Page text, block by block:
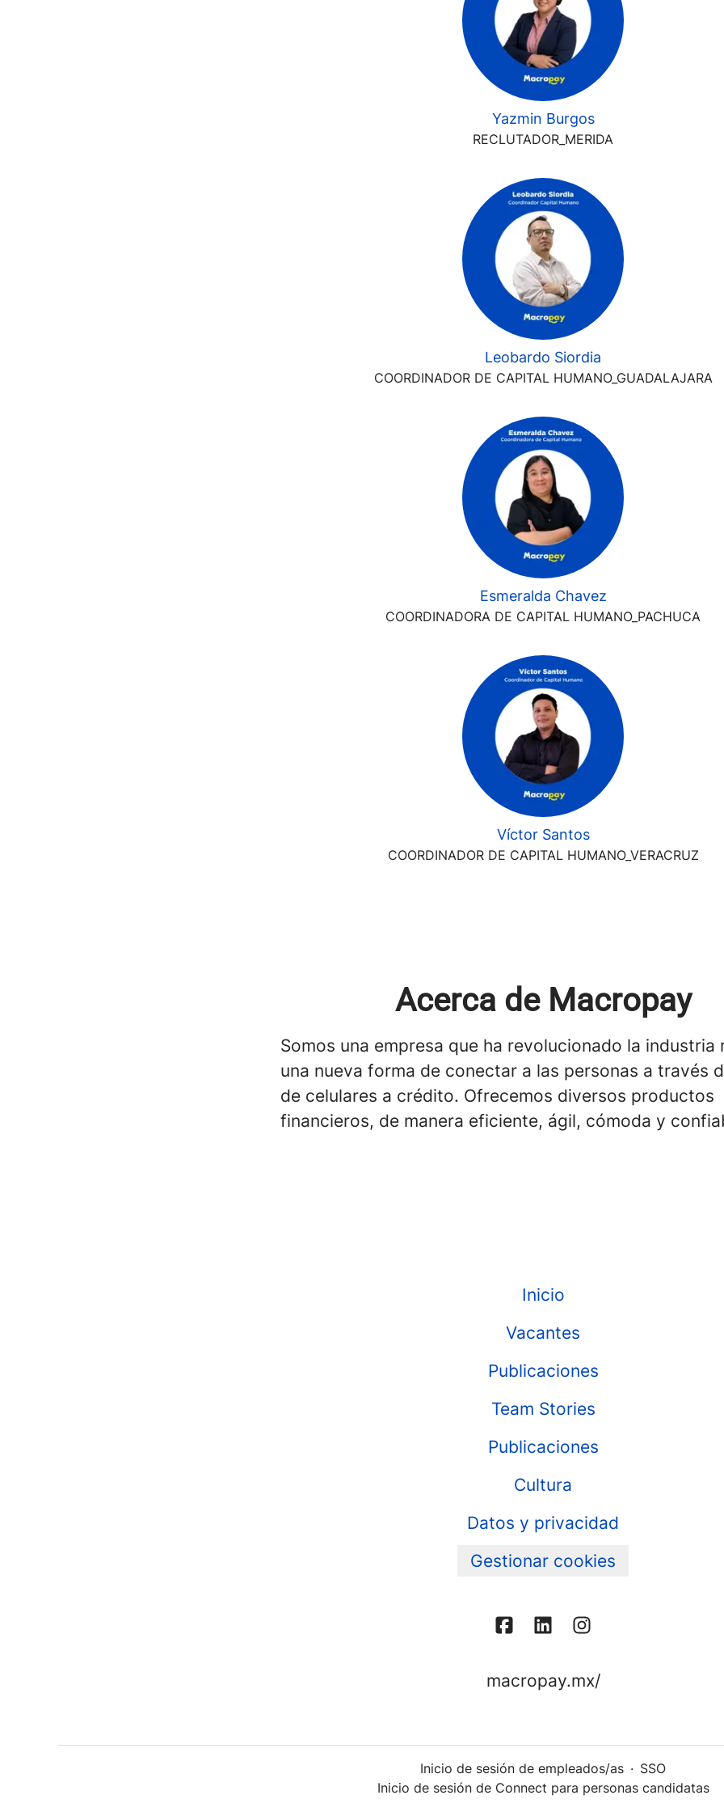
Yazmin Burgos
RECLUTADOR_MERIDA
Leobardo Siordia
COORDINADOR DE CAPITAL HUMANO_GUADALAJARA
Esmeralda Chavez
COORDINADORA DE CAPITAL HUMANO_PACHUCA
Víctor Santos
COORDINADOR DE CAPITAL HUMANO_VERACRUZ
Acerca de Macropay
Somos una empresa que ha revolucionado la industria
una nueva forma de conectar a las personas a través
de celulares a crédito. Ofrecemos diversos productos
financieros, de manera eficiente, ágil, cómoda y
Inicio
Vacantes
Publicaciones
Team Stories
Publicaciones
Cultura
Datos y privacidad
Gestionar cookies
macropay.mx/
Inicio de sesión de empleados/as · SSO
Inicio de sesión de Connect para personas candidatas